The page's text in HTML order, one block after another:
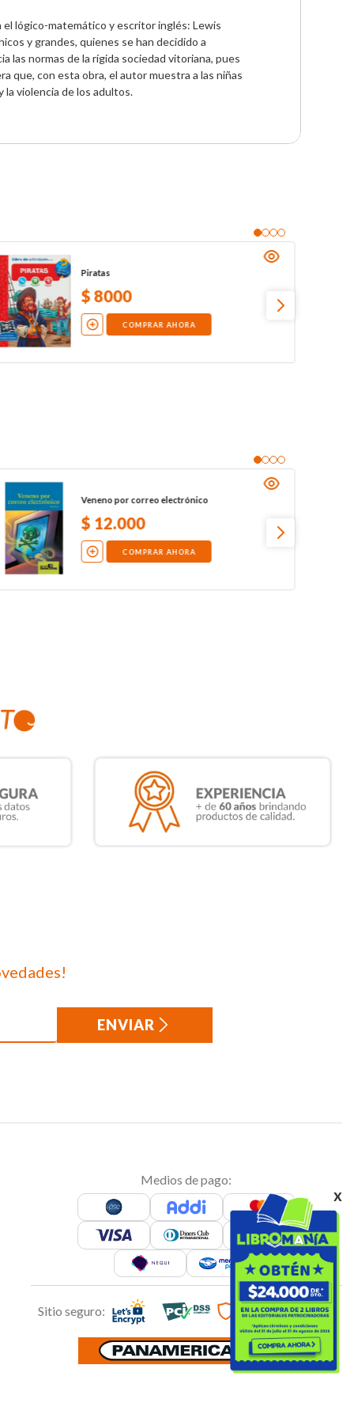
x
el lógico-matemático y escritor inglés: Lewis
y grandes, quienes se han decidido a
las normas de la rígida sociedad vitoriana, pues
que, con esta obra, el autor muestra a las niñas
la violencia de los adultos.
Piratas
$8000
COMPRAR AHORA
Veneno por correo electrónico
$ 12.000
COMPRAR AHORA
ENVIAR
Medios de pago:
Sitio seguro: